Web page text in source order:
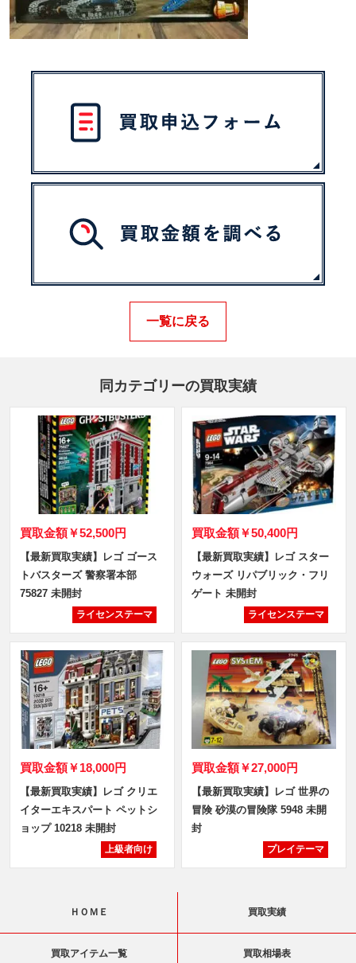
一覧に戻る
同カテゴリーの買取実績
買取金額￥52,500円
【最新買取実績】レゴ ゴース
トバスターズ 警察署本部
75827 未開封
ライセンステーマ
買取金額￥50,400円
【最新買取実績】レゴ スター
ウォーズ リパブリック・フリ
ゲート 未開封
ライセンステーマ
買取金額￥18,000円
【最新買取実績】レゴ クリエ
イターエキスパート ペットシ
ョップ 10218 未開封
上級者向け
買取金額￥27,000円
【最新買取実績】レゴ 世界の
冒険 砂漠の冒険隊 5948 未開
封
プレイテーマ
ＨＯＭＥ 買取実績
買取アイテム一覧 買取相場表